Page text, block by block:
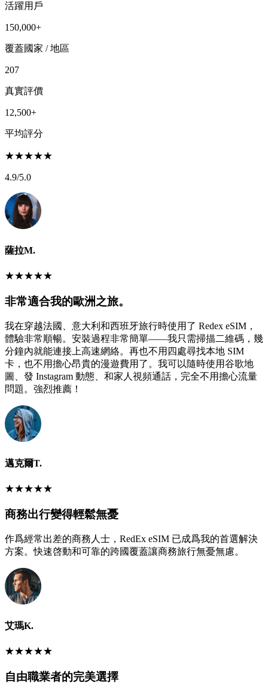
活躍用戶
150,000+
覆蓋國家 / 地區
207
真實評價
12,500+
平均評分
★★★★★
4.9/5.0
薩拉M.
★★★★★
非常適合我的歐洲之旅。
我在穿越法國、意大利和西班牙旅行時使用了 Redex eSIM，
體驗非常順暢。安裝過程非常簡單——我只需掃描二維碼，幾
分鐘內就能連接上高速網絡。再也不用四處尋找本地 SIM
卡，也不用擔心昂貴的漫遊費用了。我可以隨時使用谷歌地
圖、發 Instagram 動態、和家人視頻通話，完全不用擔心流量
問題。強烈推薦！
邁克爾T.
★★★★★
商務出行變得輕鬆無憂
作爲經常出差的商務人士，RedEx eSIM 已成爲我的首選解決
方案。快速啓動和可靠的跨國覆蓋讓商務旅行無憂無慮。
艾瑪K.
★★★★★
自由職業者的完美選擇